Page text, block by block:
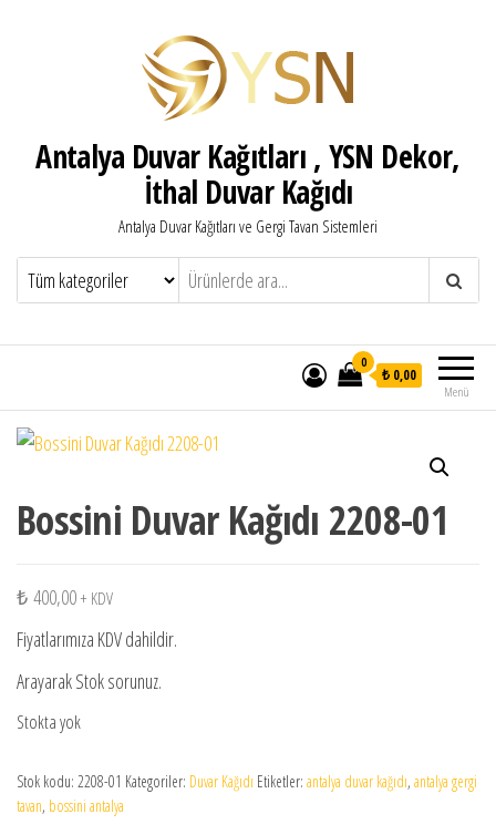
Antalya Duvar Kağıtları , YSN Dekor,
İthal Duvar Kağıdı
Antalya Duvar Kağıtları ve Gergi Tavan Sistemleri
Menü
0
₺ 0,00
Bossini Duvar Kağıdı 2208-01
₺ 400,00 + KDV
Fiyatlarımıza KDV dahildir.
Arayarak Stok sorunuz.
Stokta yok
Stok kodu: 2208-01 Kategoriler: Duvar Kağıdı Etiketler: antalya duvar kağıdı, antalya gergi
tavan, bossini antalya